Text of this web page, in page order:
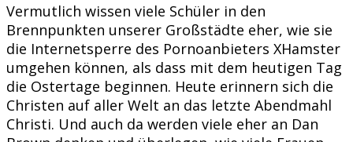
Vermutlich wissen viele Schüler in den
Brennpunkten unserer Großstädte eher, wie sie
die Internetsperre des Pornoanbieters XHamster
umgehen können, als dass mit dem heutigen Tag
die Ostertage beginnen. Heute erinnern sich die
Christen auf aller Welt an das letzte Abendmahl
Christi. Und auch da werden viele eher an Dan